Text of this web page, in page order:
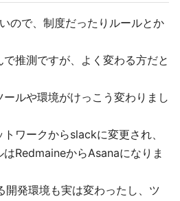
ので、制度だったりルールとか
推測ですが、よく変わる方だと
ルや環境がけっこう変わりまし
ワークからslackに変更され、
RedmaineからAsanaになりま
開発環境も実は変わったし、ツ